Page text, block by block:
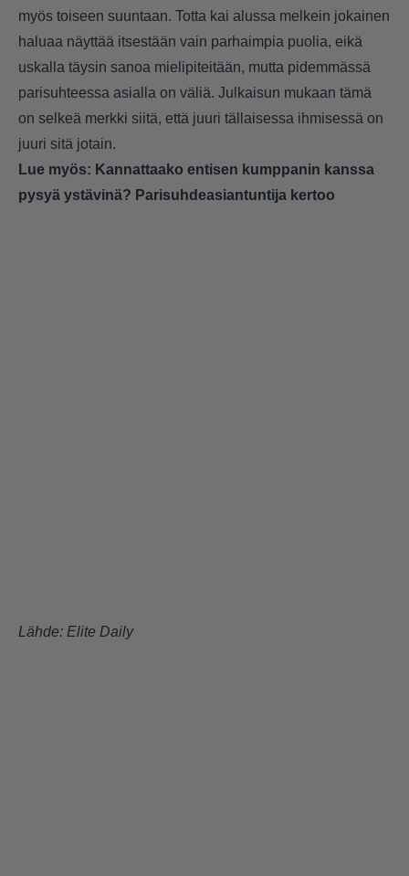
myös toiseen suuntaan. Totta kai alussa melkein jokainen
haluaa näyttää itsestään vain parhaimpia puolia, eikä
uskalla täysin sanoa mielipiteitään, mutta pidemmässä
parisuhteessa asialla on väliä. Julkaisun mukaan tämä
on selkeä merkki siitä, että juuri tällaisessa ihmisessä on
juuri sitä jotain.
Lue myös: Kannattaako entisen kumppanin kanssa
pysyä ystävinä? Parisuhdeasiantuntija kertoo
Lähde: Elite Daily